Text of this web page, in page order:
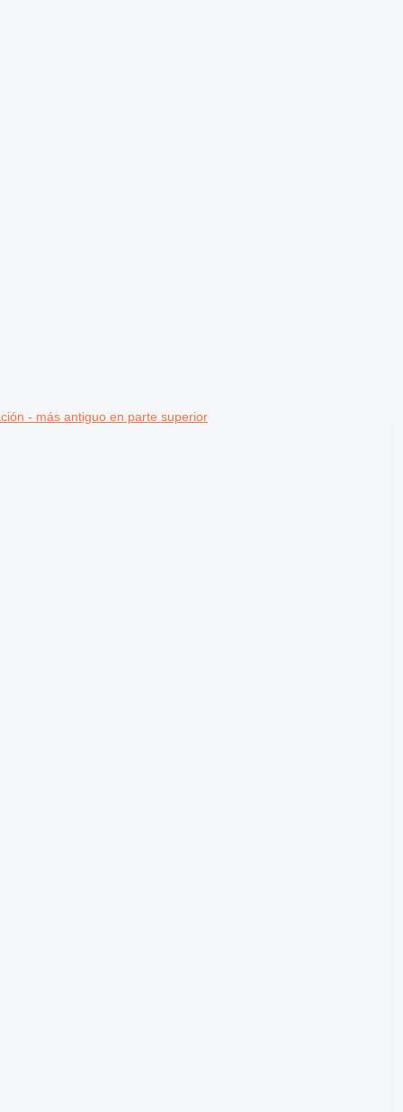
- más antiguo en parte superior